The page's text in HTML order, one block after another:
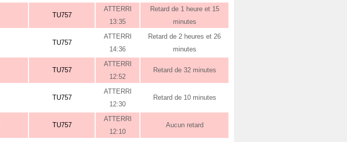
TU757
ATTERRI
13:35
Retard de 1 heure et 15
minutes
TU757
ATTERRI
14:36
Retard de 2 heures et 26
minutes
TU757
ATTERRI
12:52
Retard de 32 minutes
TU757
ATTERRI
12:30
Retard de 10 minutes
TU757
ATTERRI
12:10
Aucun retard